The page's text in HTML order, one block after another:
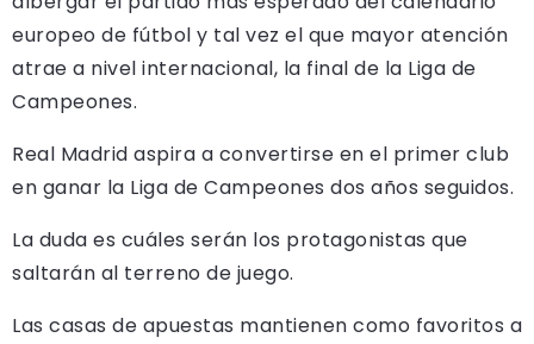
europeo de fútbol y tal vez el que mayor atención
atrae a nivel internacional, la final de la Liga de
Campeones.
Real Madrid aspira a convertirse en el primer club
en ganar la Liga de Campeones dos años seguidos.
La duda es cuáles serán los protagonistas que
saltarán al terreno de juego.
Las casas de apuestas mantienen como favoritos a